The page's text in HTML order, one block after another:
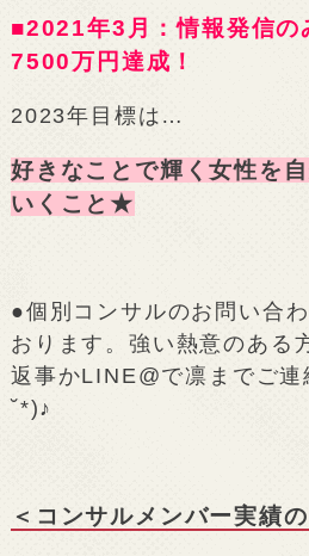
■2021年3月：情報発信の
7500万円達成！
2023年目標は…
好きなことで輝く女性を
いくこと★
●個別コンサルのお問い合
おります。強い熱意のある
返事かLINE@で凛までご連
˘*)♪
＜コンサルメンバー実績